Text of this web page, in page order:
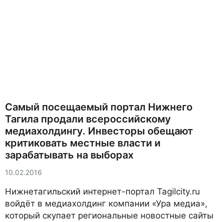
Самый посещаемый портал Нижнего
Тагила продали всероссийскому
медиахолдингу. Инвесторы обещают
критиковать местные власти и
зарабатывать на выборах
10.02.2016
Нижнетагильский интернет-портал Tagilcity.ru
войдёт в медиахолдинг компании «Ура медиа»,
который скупает региональные новостные сайты